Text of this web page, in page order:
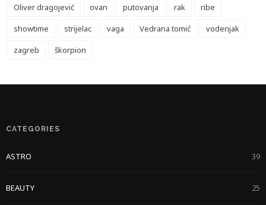
Oliver dragojević
ovan putovanja rak
ribe
showtime
strijelac vaga Vedrana tomić
vodenjak
zagreb
škorpion
CATEGORIES
ASTRO 39
BEAUTY 25